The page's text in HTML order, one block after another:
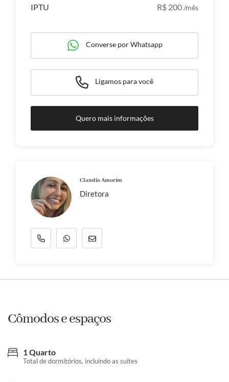
IPTU R$ 200/mês
Converse por Whatsapp
Ligamos para você
Quero mais informações
Claudia Amorim
Diretora
Cômodos e espaços
1 Quarto
Total de dormitórios, incluindo as suítes